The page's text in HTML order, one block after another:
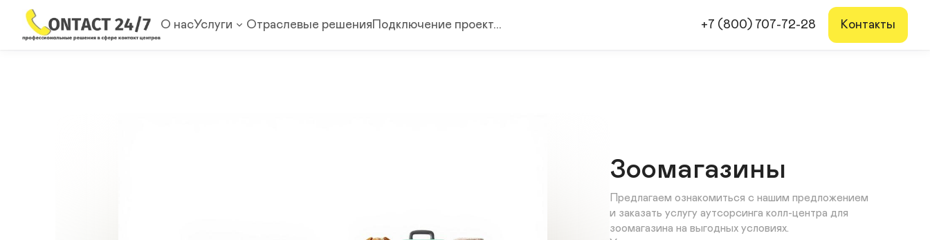
О насУслуги Отраслевые решенияПодключение проект... +7 (800) 707-72-28 Контакты
Зоомагазины
Предлагаем ознакомиться с нашим предложением
и заказать услугу аутсорсинга колл-центра для
зоомагазина на выгодных условиях.